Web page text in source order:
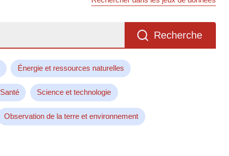
Recherche
Énergie et ressources naturelles
Santé Science et technologie
Observation de la terre et environnement